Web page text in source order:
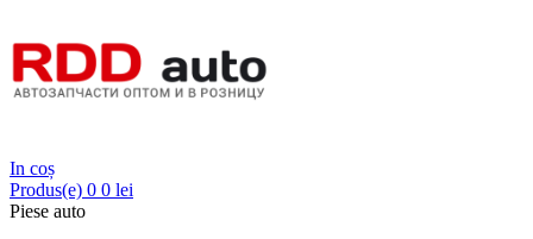
In coș
Produs(e) 0 0 lei
Piese auto